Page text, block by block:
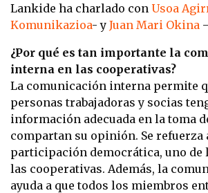
Lankide ha charlado con Usoa
Komunikazioa- y Juan Mari Okina
¿Por qué es tan importante la
interna en las cooperativas?
La comunicación interna permite
personas trabajadoras y socias
información adecuada en la toma
compartan su opinión. Se refuerza
participación democrática, uno de
las cooperativas. Además, la
ayuda a que todos los miembros